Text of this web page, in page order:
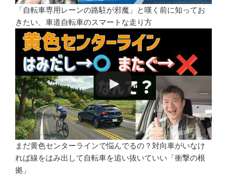
「自転車専用レーンの路駐が邪魔」と嘆く前に知ってお
きたい、車道自転車のスマートな走り方
まだ黄色センターラインで悩んでるの？対向車がいなけ
れば線をはみ出して自転車を追い抜いていい「衝撃の根
拠」